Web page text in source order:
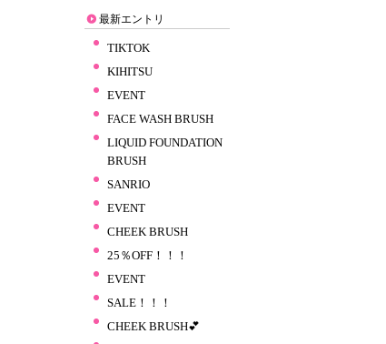
最新エントリ
TIKTOK
KIHITSU
EVENT
FACE WASH BRUSH
LIQUID FOUNDATION
BRUSH
SANRIO
EVENT
CHEEK BRUSH
25％OFF！！！
EVENT
SALE！！！
CHEEK BRUSH💕